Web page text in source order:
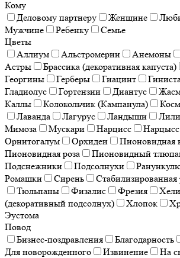
Кому
Деловому партнеру
Женщине
Мужчине
Ребенку
Семье
Цветы
Аллиум
Альстромерии Анемоны
Астры
Брассика (декоративная капуста)
Георгины
Герберы Гиацинт
Гладиолус
Гортензии Диантус
Каллы
Колокольчик (Кампанула)
Лаванда
Лагурус Ландыши
Мимоза
Мускари Нарцисс Нарцысс
Орнитогалум
Орхидеи
Пионовидная
Пионовидная роза
Пионовидный
Подснежники
Подсолнухи
Ромашки
Сирень Стабилизированная
Тюльпаны
Физалис Фрезия
(декоративный подсолнух)
Хлопок
Эустома
Повод
Бизнес-поздравления
Благодарность
Для новорожденного
Извинение
На